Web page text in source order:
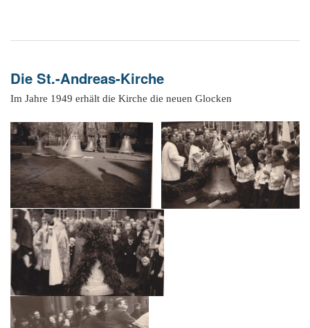
Die St.-Andreas-Kirche
Im Jahre 1949 erhält die Kirche die neuen Glocken